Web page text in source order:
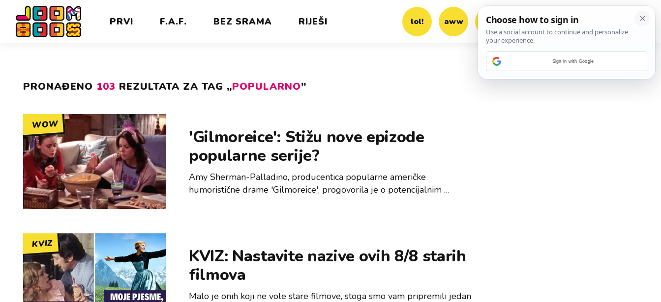
PRVI F.A.F. BEZ SRAMA RIJEŠI lol! aww vrh! woot?!
PRONAĐENO 103 REZULTATA ZA TAG „POPULARNO”
WOW
'Gilmoreice': Stižu nove epizode
popularne serije?
Amy Sherman-Palladino, producentica popularne američke
humoristične drame 'Gilmoreice', progovorila je o potencijalnim …
KVIZ
KVIZ: Nastavite nazive ovih 8/8 starih
filmova
Malo je onih koji ne vole stare filmove, stoga smo vam pripremili jedan
Sign in with Google